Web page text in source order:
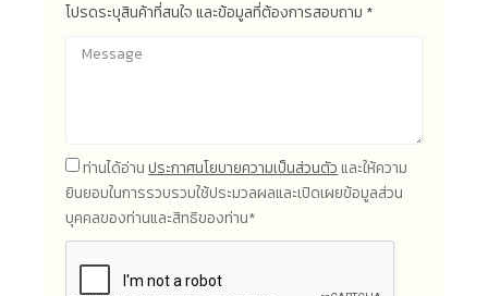
โปรดระบุสินค้าที่สนใจ และข้อมูลที่ต้องการสอบถาม *
ท่านได้อ่านประกาศนโยบายความเป็นส่วนตัวและให้ความ
ยินยอมในการรวบรวมใช้ประมวลผลและเปิดเผยข้อมูลส่วน
บุคคลของท่านและสิทธิของท่าน*